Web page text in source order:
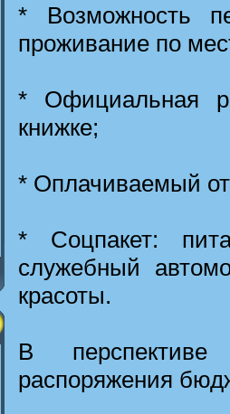
* Возможность
проживание по
* Официальная
книжке;
* Оплачиваемый
* Соцпакет:
служебный
красоты.
В
распоряжения